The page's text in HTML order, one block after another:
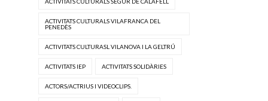
ACTIVITATS CULTURALS VILAFRANCA DEL
PENEDÈS
ACTIVITATS CULTURASL VILANOVA I LA GELTRÚ
ACTIVITATS IEP ACTIVITATS SOLIDÀRIES
ACTORS/ACTRIUS I VIDEOCLIPS.